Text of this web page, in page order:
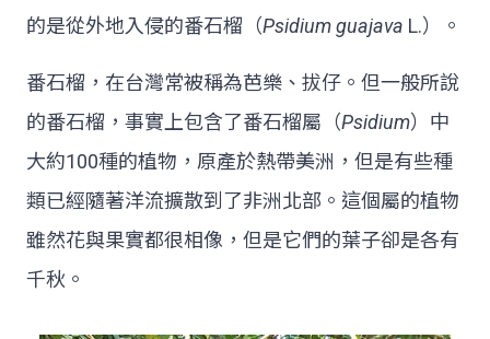
的是從外地入侵的番石榴（Psidium guajava L.）。
番石榴，在台灣常被稱為芭樂、拔仔。但一般所說
的番石榴，事實上包含了番石榴屬（Psidium）中
大約100種的植物，原產於熱帶美洲，但是有些種
類已經隨著洋流擴散到了非洲北部。這個屬的植物
雖然花與果實都很相像，但是它們的葉子卻是各有
千秋。